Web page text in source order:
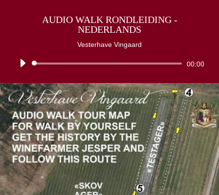
AUDIO WALK RONDLEIDING -
NEDERLANDS
Vesterhave Vingaard
Lydafspiller 00:00